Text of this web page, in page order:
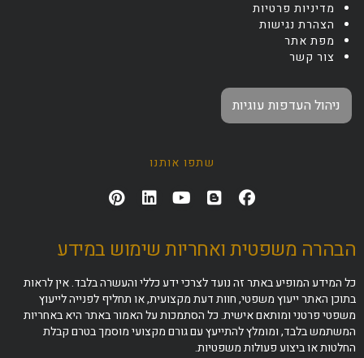
מדיניות פרטיות
הצהרת נגישות
מפת אתר
צור קשר
ניהול העדפות עוגיות
שתפו אותנו
הבהרה משפטית ואחריות שימוש במידע
כל המידע המופיע באתר זה נועד לצרכי ידע כללי והעשרה בלבד. אין לראות
בתוכן האתר ייעוץ משפטי, חוות דעת מקצועית, או תחליף לפנייה לייעוץ
משפטי פרטני ומותאם אישית. כל הסתמכות על האמור באתר היא באחריות
המשתמש בלבד, ומומלץ להתייעץ עם גורם מקצועי מוסמך בטרם קבלת
החלטות או ביצוע פעולות משפטיות.